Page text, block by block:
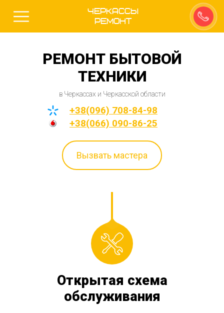
Черкассы
Ремонт
РЕМОНТ БЫТОВОЙ
ТЕХНИКИ
в Черкассах и Черкасской области
+38(096) 708-84-98
+38(066) 090-86-25
Вызвать мастера
Открытая схема
обслуживания